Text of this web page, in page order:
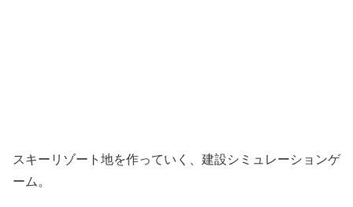
スキーリゾート地を作っていく、建設シミュレーションゲ
ーム。